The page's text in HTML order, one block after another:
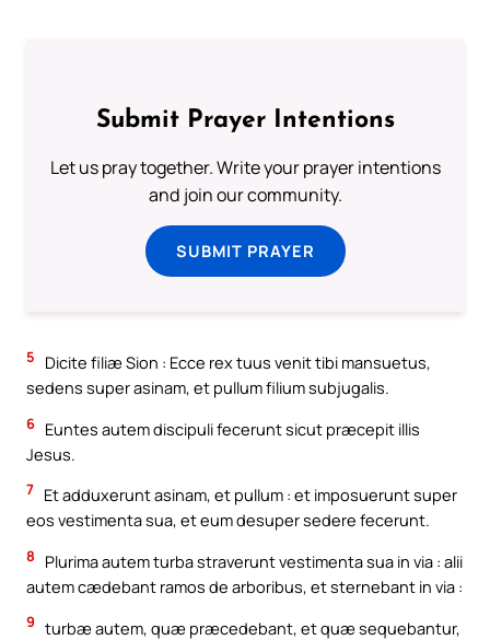
Submit Prayer Intentions
Let us pray together. Write your prayer intentions
and join our community.
SUBMIT PRAYER
5
Dicite filiæ Sion : Ecce rex tuus venit tibi mansuetus,
sedens super asinam, et pullum filium subjugalis.
6 Euntes autem discipuli fecerunt sicut præcepit illis
Jesus.
7 Et adduxerunt asinam, et pullum : et imposuerunt super
eos vestimenta sua, et eum desuper sedere fecerunt.
8
Plurima autem turba straverunt vestimenta sua in via : alii
autem cædebant ramos de arboribus, et sternebant in via :
9 turbæ autem, quæ præcedebant, et quæ sequebantur,